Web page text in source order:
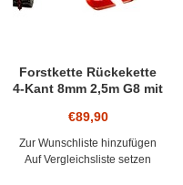
Forstkette Rückekette
4-Kant 8mm 2,5m G8 mit
Seilhaken bis 16mm Seil
€89,90
Zur Wunschliste hinzufügen
Auf Vergleichsliste setzen